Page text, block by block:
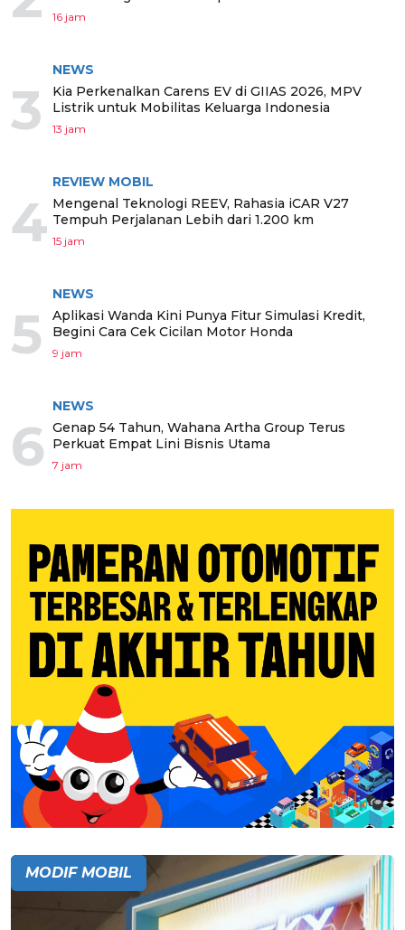
16 jam
3
NEWS
Kia Perkenalkan Carens EV di GIIAS 2026, MPV
Listrik untuk Mobilitas Keluarga Indonesia
13 jam
4
REVIEW MOBIL
Mengenal Teknologi REEV, Rahasia iCAR V27
Tempuh Perjalanan Lebih dari 1.200 km
15 jam
5
NEWS
Aplikasi Wanda Kini Punya Fitur Simulasi Kredit,
Begini Cara Cek Cicilan Motor Honda
9 jam
6
NEWS
Genap 54 Tahun, Wahana Artha Group Terus
Perkuat Empat Lini Bisnis Utama
7 jam
MODIF MOBIL